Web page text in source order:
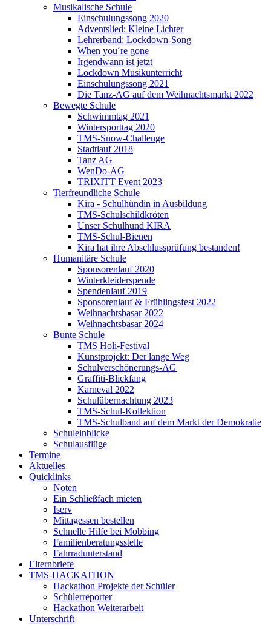
Musikalische Schule
Einschulungssong 2020
Adventslied: Kleine Lichter
Lehrerband: Lockdown-Song
When you´re gone
Irgendwann ist jetzt
Lockdown Musikunterricht
Einschulungssong 2021
Die Tanz-AG auf dem Weihnachtsmarkt 2022
Bewegte Schule
Schwimmtag 2021
Wintersporttag 2020
TMS-Snow-Challenge
Stadtlauf 2018
Tanz AG
WenDo-AG
TRIXITT Event 2023
Tierfreundliche Schule
Kira - Schulhündin in Ausbildung
TMS-Schulschildkröten
Unser Schulhund KIRA
TMS-Schul-Bienen
Kira hat ihre Abschlussprüfung bestanden!
Humanitäre Schule
Sponsorenlauf 2020
Winterkleiderspende
Spendenlauf 2019
Sponsorenlauf & Frühlingsfest 2022
Weihnachtsbasar 2022
Weihnachtsbasar 2024
Bunte Schule
TMS Holi-Festival
Kunstprojekt: Der lange Weg
Schulverschönerungs-AG
Graffiti-Blickfang
Karneval 2022
Schulübernachtung 2023
TMS-Schul-Kollektion
TMS-Schulband auf dem Markt der Demokratie
Schuleinblicke
Schulausflüge
Termine
Aktuelles
Quicklinks
Noten
Ein Schließfach mieten
Iserv
Mittagessen bestellen
Schnelle Hilfe bei Mobbing
Familienberatungsstelle
Fahrradunterstand
Elternbriefe
TMS-HACKATHON
Hackathon Projekte der Schüler
Schülerreporter
Hackathon Weiterarbeit
Unterschrift